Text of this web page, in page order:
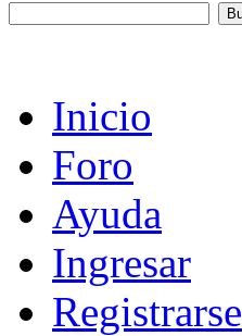
Inicio
Foro
Ayuda
Ingresar
Registrarse